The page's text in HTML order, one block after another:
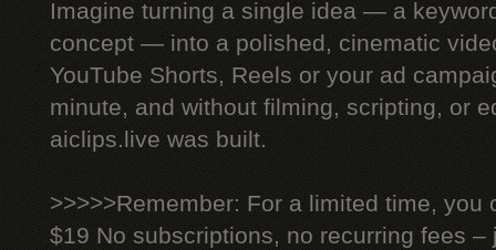
Imagine turning a single idea — a
concept — into a polished, cinematic
YouTube Shorts, Reels or your ad
minute, and without filming, scripting, or
aiclips.live was built.
>>>>>Remember: For a limited time, you
$19 No subscriptions, no recurring fees –